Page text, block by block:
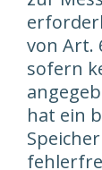
von Art.
sofern
hat ein